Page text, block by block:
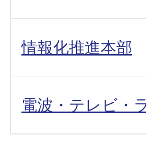
情報化推進本部
電波・テレビ・